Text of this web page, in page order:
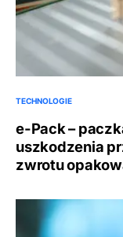
TECHNOLOGIE
e-Pack –
uszkodzenia
zwrotu